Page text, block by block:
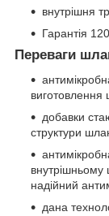
внутрішня
Гарантія
Переваги
виготовлення
добавки
структури
надійний
дана